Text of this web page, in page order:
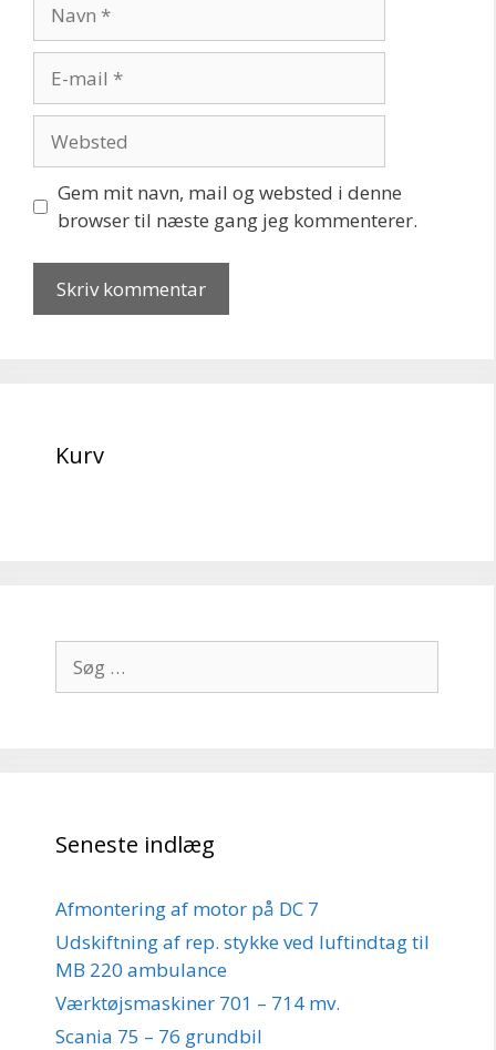
mail
Gem mit navn, mail og websted i denne
browser til næste gang jeg kommenterer.
Kurv
efter:
Seneste indlæg
Afmontering af motor på DC 7
Udskiftning af rep. stykke ved luftindtag til
MB 220 ambulance
Værktøjsmaskiner 701 – 714 mv.
Scania 75 – 76 grundbil